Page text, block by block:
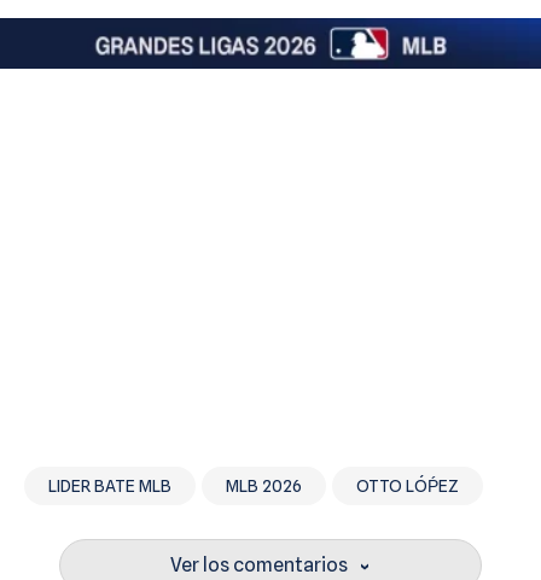
LIDER BATE MLB MLB 2026 OTTO LÓṔEZ
Ver los comentarios ›